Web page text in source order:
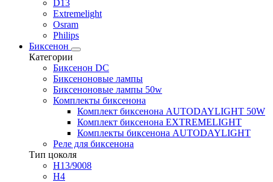
D13
Extremelight
Osram
Philips
Биксенон
Категории
Биксенон DC
Биксеноновые лампы
Биксеноновые лампы 50w
Комплекты биксенона
Комплект биксенона AUTODAYLIGHT 50W
Комплект биксенона EXTREMELIGHT
Комплекты биксенона AUTODAYLIGHT
Реле для биксенона
Тип цоколя
H13/9008
H4